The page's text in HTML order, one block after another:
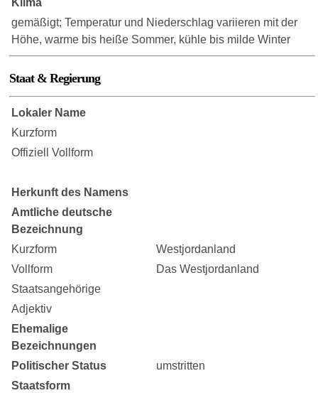
gemäßigt; Temperatur und Niederschlag variieren mit der
Höhe, warme bis heiße Sommer, kühle bis milde Winter
Staat & Regierung
Lokaler Name
Kurzform
Offiziell Vollform
Herkunft des Namens
Amtliche deutsche
Bezeichnung
Kurzform
Westjordanland
Vollform
Das Westjordanland
Staatsangehörige
Adjektiv
Ehemalige
Bezeichnungen
Politischer Status
umstritten
Staatsform